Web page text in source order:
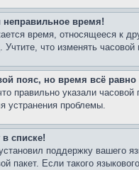
время!
время, относящееся к
что изменять
пояс, но время всё равно
правильно указали
устранения проблемы.
списке!
поддержку вашего
пакет. Если такого